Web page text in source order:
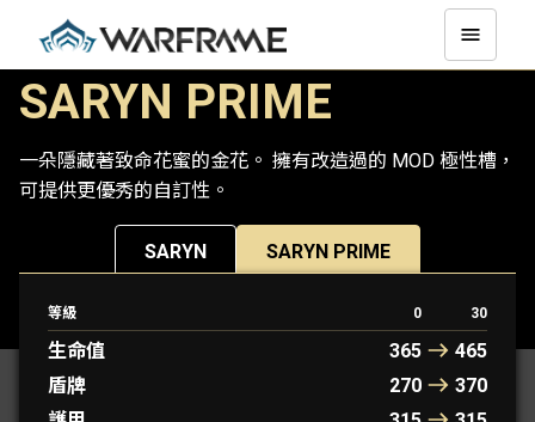
SARYN PRIME
一朵隱藏著致命花蜜的金花。 擁有改造過的 MOD 極性槽，
可提供更優秀的自訂性。
SARYN SARYN PRIME
原型 WARFRAME： 米娜瓦
等級 0 30
生命值 365
465
盾牌
270
370